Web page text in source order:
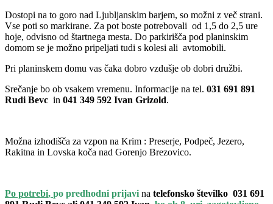
Dostopi na to goro nad Ljubljanskim barjem, so možni z več strani.
Vse poti so markirane. Za pot boste potrebovali od 1,5 do 2,5 ure
hoje, odvisno od štartnega mesta. Do parkirišča pod planinskim
domom se je možno pripeljati tudi s kolesi ali avtomobili.
Pri planinskem domu vas čaka dobro vzdušje ob dobri družbi.
Srečanje bo ob vsakem vremenu. Informacije na tel. 031 691 891
Rudi Bevc in 041 349 592 Ivan Grizold.
Možna izhodišča za vzpon na Krim : Preserje, Podpeč, Jezero,
Rakitna in Lovska koča nad Gorenjo Brezovico.
Po potrebi, po predhodni prijavi na telefonsko številko 031 691